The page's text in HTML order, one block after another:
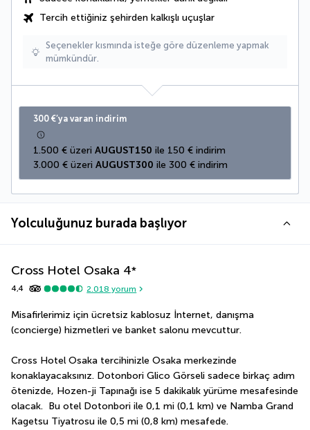
Tercih ettiğiniz şehirden kalkışlı uçuşlar
Seçenekler kısmında isteğe göre düzenleme yapmak
mümkündür.
300 €’ya varan indirim
1.500 € üzeri AUGUST150 ile 150 € indirim
3.000 € üzeri AUGUST300 ile 300 € indirim
Yolculuğunuz burada başlıyor
Cross Hotel Osaka 4*
4,4 2.018 yorum
Misafirlerimiz için ücretsiz kablosuz İnternet, danışma
(concierge) hizmetleri ve banket salonu mevcuttur.
Cross Hotel Osaka tercihinizle Osaka merkezinde
konaklayacaksınız. Dotonbori Glico Görseli sadece birkaç adım
ötenizde, Hozen-ji Tapınağı ise 5 dakikalık yürüme mesafesinde
olacak.  Bu otel Dotonbori ile 0,1 mi (0,1 km) ve Namba Grand
Kagetsu Tiyatrosu ile 0,5 mi (0,8 km) mesafede.